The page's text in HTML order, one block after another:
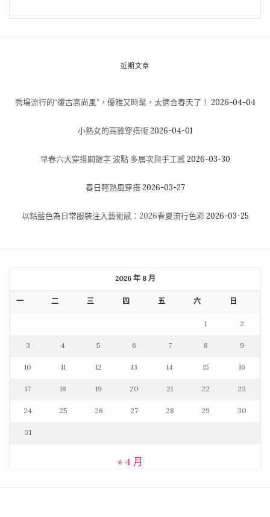
近期文章
秀場流行的“復古高尚風”，優雅又時髦，太適合春天了！ 2026-04-04
小熟女的高雅穿搭術 2026-04-01
早春六大穿搭關鍵字 波點 多層次與手工感 2026-03-30
春日輕熟風穿搭 2026-03-27
以鈷藍色為日常服裝注入藝術感：2026春夏流行色彩 2026-03-25
2026 年 8 月
一 二 三 四 五 六 日
1 2
3 4 5 6 7 8 9
10 11 12 13 14 15 16
17 18 19 20 21 22 23
24 25 26 27 28 29 30
31
« 4 月